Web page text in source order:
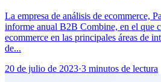
La empresa de análisis de ecommerce,
informe anual B2B Combine, en el que
ecommerce en las principales áreas de
de...
20 de julio de 2023·3 minutos de lectura